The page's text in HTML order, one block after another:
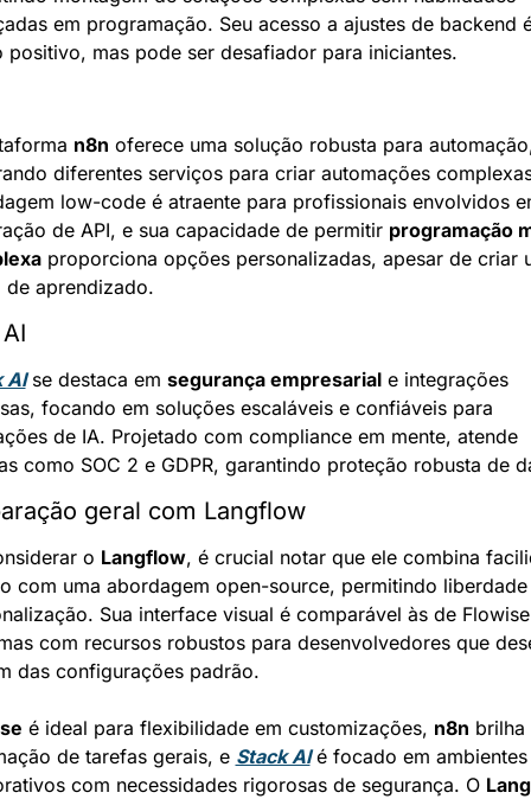
em programação. Seu acesso a ajustes de backend
positivo, mas pode ser desafiador para iniciantes.
n8n oferece uma solução robusta para
diferentes serviços para criar automações
low-code é atraente para profissionais envolvidos
de API, e sua capacidade de permitir programação
proporciona opções personalizadas, apesar de criar
de aprendizado.
AI se destaca em segurança empresarial e integrações
focando em soluções escaláveis e confiáveis para
de IA. Projetado com compliance em mente, atende
como SOC 2 e GDPR, garantindo proteção robusta de
geral com Langflow
o Langflow, é crucial notar que ele combina
com uma abordagem open-source, permitindo
Sua interface visual é comparável às de
com recursos robustos para desenvolvedores que
das configurações padrão.
é ideal para flexibilidade em customizações, n8n brilha
de tarefas gerais, e Stack AI é focado em ambientes
com necessidades rigorosas de segurança. O